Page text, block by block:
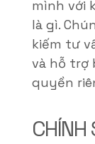
mình với
là gì.
kiếm tư
và hỗ trợ
quyền
CHÍNH